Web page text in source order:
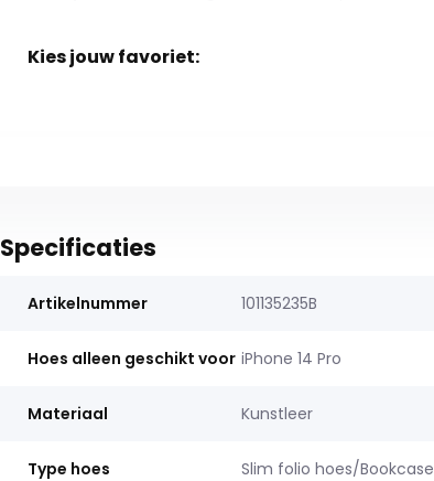
Kies jouw favoriet:
Specificaties
Artikelnummer 101135235B
Hoes alleen geschikt voor iPhone 14 Pro
Materiaal Kunstleer
Type hoes Slim folio hoes/Bookcase